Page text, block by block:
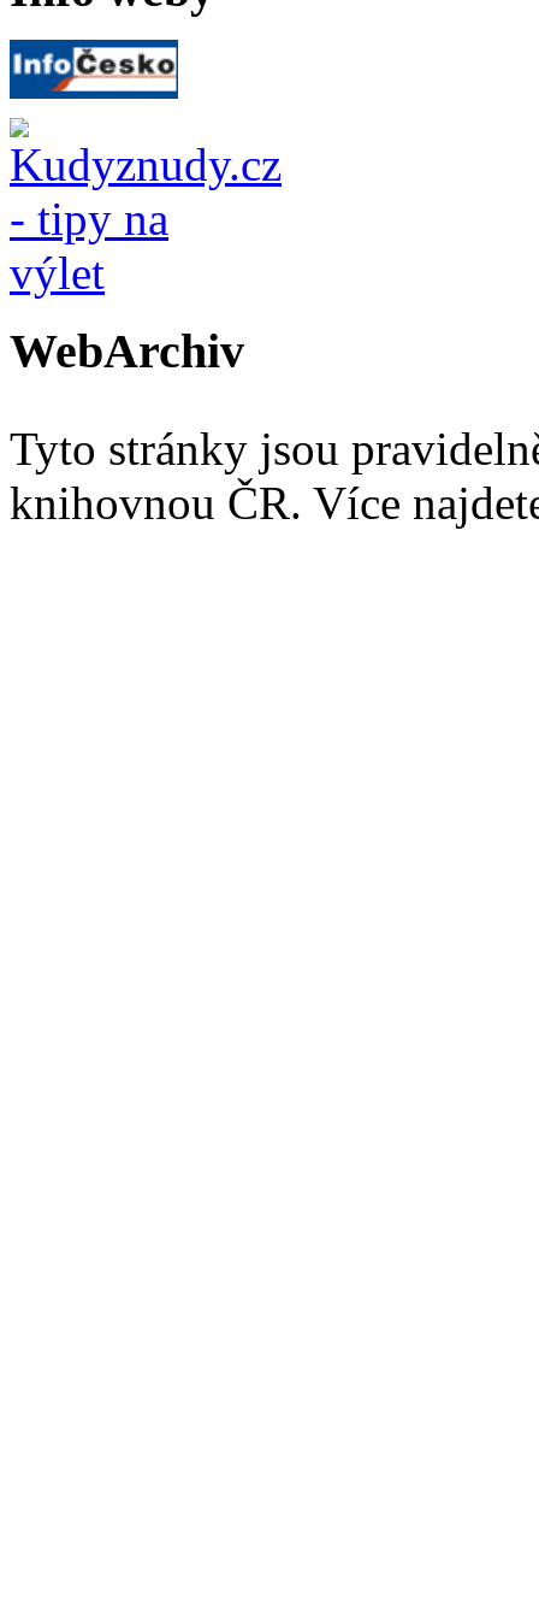
WebArchiv
Tyto stránky jsou
knihovnou ČR. Více